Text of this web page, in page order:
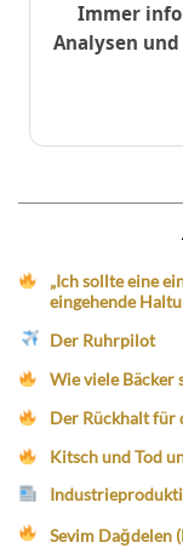
Immer
Analysen
„Ich sollte eine
eingehende
Der Ruhrpilot
Wie viele Bäcker
Der Rückhalt für
Kitsch und Tod
Sevim Dağdelen